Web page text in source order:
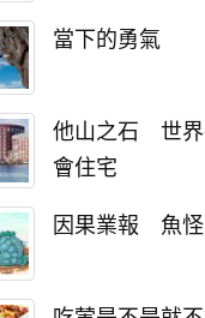
當下的勇氣
他山之石 世界
會住宅
因果業報 魚